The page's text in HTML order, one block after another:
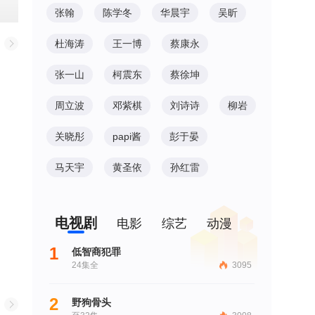
张翰 陈学冬 华晨宇 吴昕
杜海涛 王一博 蔡康永
张一山 柯震东 蔡徐坤
周立波 邓紫棋 刘诗诗 柳岩
关晓彤 papi酱 彭于晏
马天宇 黄圣依 孙红雷
电视剧 电影 综艺 动漫
1 低智商犯罪
24集全 3095
2 野狗骨头